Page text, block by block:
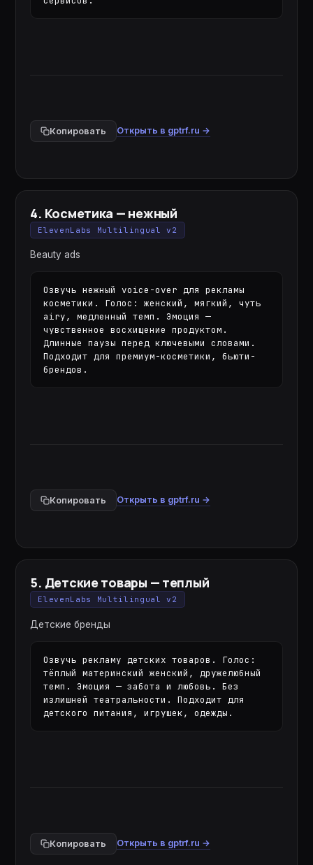
Копировать Открыть в gptrf.ru →
4. Косметика — нежный
ElevenLabs Multilingual v2
Beauty ads
Озвучь нежный voice-over для рекламы
косметики. Голос: женский, мягкий, чуть
airy, медленный темп. Эмоция —
чувственное восхищение продуктом.
Длинные паузы перед ключевыми словами.
Подходит для премиум-косметики, бьюти-
брендов.
Копировать Открыть в gptrf.ru →
5. Детские товары — теплый
ElevenLabs Multilingual v2
Детские бренды
Озвучь рекламу детских товаров. Голос:
тёплый материнский женский, дружелюбный
темп. Эмоция — забота и любовь. Без
излишней театральности. Подходит для
детского питания, игрушек, одежды.
Копировать Открыть в gptrf.ru →